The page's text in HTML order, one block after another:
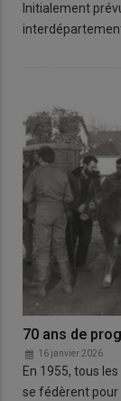
Initialement
70 ans de
16 janvier 2026
En 1955, tous
se fédèrent pour